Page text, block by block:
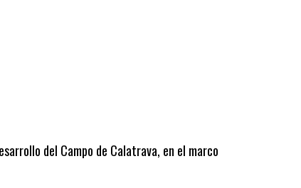
del Campo de Calatrava, en el marco